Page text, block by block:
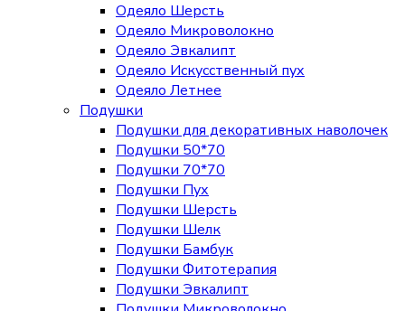
Одеяло Шерсть
Одеяло Микроволокно
Одеяло Эвкалипт
Одеяло Искусственный пух
Одеяло Летнее
Подушки
Подушки для декоративных наволочек
Подушки 50*70
Подушки 70*70
Подушки Пух
Подушки Шерсть
Подушки Шелк
Подушки Бамбук
Подушки Фитотерапия
Подушки Эвкалипт